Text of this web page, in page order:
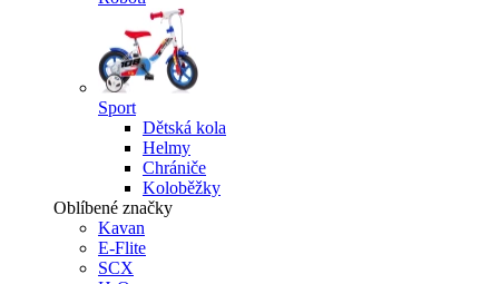
Sport
Dětská kola
Helmy
Chrániče
Koloběžky
Oblíbené značky
Kavan
E-Flite
SCX